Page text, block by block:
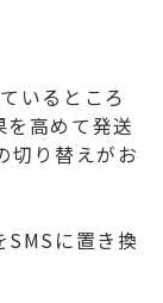
いるところ
高めて発送
切り替えがお
に置き換